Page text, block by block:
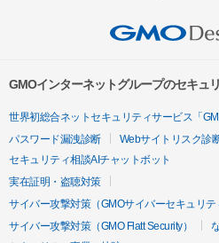
GMOインターネットグループのセキュ
世界初総合ネットセキュリティサービス「
パスワード漏洩診断
Webサイトリスク診
セキュリティ相談AIチャットボット
実在証明・盗聴対策
サイバー攻撃対策（GMOサイバーセキュリテ
サイバー攻撃対策（GMO Flatt Security）